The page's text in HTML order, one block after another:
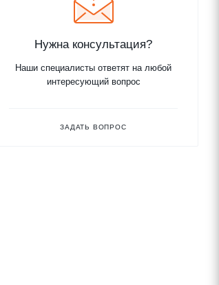
Нужна консультация?
Наши специалисты ответят на любой
интересующий вопрос
ЗАДАТЬ ВОПРОС